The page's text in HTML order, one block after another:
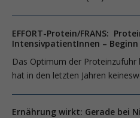
EFFORT-Protein/FRANS:
IntensivpatientInnen – Beginn
Das Optimum der Proteinzufuhr
hat in den letzten Jahren
Ernährung wirkt: Gerade bei